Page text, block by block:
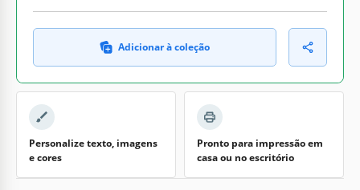
Adicionar à coleção
Personalize texto, imagens
e cores
Pronto para impressão em
casa ou no escritório